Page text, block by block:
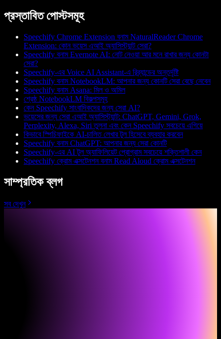
প্রস্তাবিত পোস্টসমূহ
Speechify Chrome Extension বনাম NaturalReader Chrome
Extension: কোন ভয়েস এআই অ্যাসিস্ট্যান্ট সেরা?
Speechify বনাম Evernote AI: নোট নেওয়া আর মনে রাখার জন্য কোনটা
সেরা?
Speechify-এর Voice AI Assistant-এ রিব্র্যান্ডের অন্তর্দৃষ্টি
Speechify বনাম NotebookLM: আপনার জন্য কোনটি সেরা বেছে নেবেন
Speechify বনাম Asana: মিল ও অমিল
শ্রেষ্ঠ NotebookLM বিকল্পসমূহ
কেন Speechify সাংবাদিকদের জন্য সেরা AI?
ভয়েসের জন্য সেরা এআই অ্যাসিস্ট্যান্ট: ChatGPT, Gemini, Grok,
Perplexity, Alexa, Siri তুলনা এবং কেন Speechify সবচেয়ে এগিয়ে
কিভাবে স্পিচিফাইকে AI-চালিত লেখার টুল হিসেবে ব্যবহার করবেন
Speechify বনাম ChatGPT: আপনার জন্য সেরা কোনটি
Speechify-এর AI টুল অ্যাফিলিয়েট প্রোগ্রাম সবচেয়ে শক্তিশালী কেন
Speechify ক্রোম এক্সটেনশন বনাম Read Aloud ক্রোম এক্সটেনশন
সাম্প্রতিক ব্লগ
সব দেখুন